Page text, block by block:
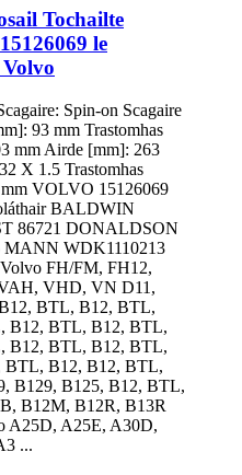
Tochailte
le
Spin-on Scagaire
93 mm Trastomhas
mm Airde [mm]: 263
X 1.5 Trastomhas
VOLVO 15126069
BALDWIN
86721 DONALDSON
MANN WDK1110213
FH/FM, FH12,
VHD, VN D11,
BTL, B12, BTL,
B12, BTL, B12, BTL,
B12, BTL, B12, BTL,
BTL, B12, B12, BTL,
B129, B125, B12, BTL,
B12M, B12R, B13R
A25D, A25E, A30D,
...